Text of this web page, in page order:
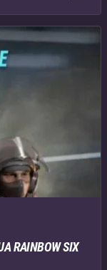
RAINBOW SIX